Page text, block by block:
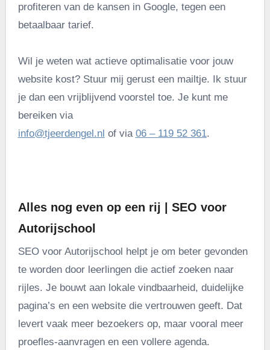
profiteren van de kansen in Google, tegen een
betaalbaar tarief.
Wil je weten wat actieve optimalisatie voor jouw
website kost? Stuur mij gerust een mailtje. Ik stuur
je dan een vrijblijvend voorstel toe. Je kunt me
bereiken via
info@tjeerdengel.nl of via 06 – 119 52 361.
Alles nog even op een rij | SEO voor
Autorijschool
SEO voor Autorijschool helpt je om beter gevonden
te worden door leerlingen die actief zoeken naar
rijles. Je bouwt aan lokale vindbaarheid, duidelijke
pagina’s en een website die vertrouwen geeft. Dat
levert vaak meer bezoekers op, maar vooral meer
proefles-aanvragen en een vollere agenda.